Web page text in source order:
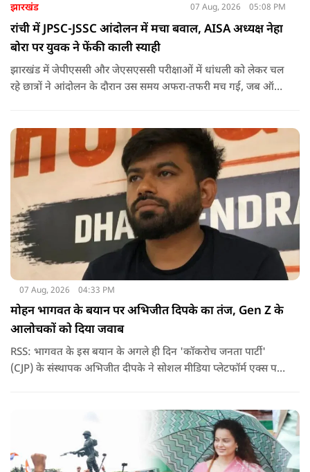
झारखंड 07 Aug, 2026 05:08 PM
रांची में JPSC-JSSC आंदोलन में मचा बवाल, AISA अध्यक्ष नेहा
बोरा पर युवक ने फेंकी काली स्याही
झारखंड में जेपीएससी और जेएसएससी परीक्षाओं में धांधली को लेकर चल
रहे छात्रों ने आंदोलन के दौरान उस समय अफरा-तफरी मच गई, जब ऑल
07 Aug, 2026 04:33 PM
मोहन भागवत के बयान पर अभिजीत दिपके का तंज, Gen Z के
आलोचकों को दिया जवाब
RSS: भागवत के इस बयान के अगले ही दिन 'कॉकरोच जनता पार्टी'
(CJP) के संस्थापक अभिजीत दीपके ने सोशल मीडिया प्लेटफॉर्म एक्स पर